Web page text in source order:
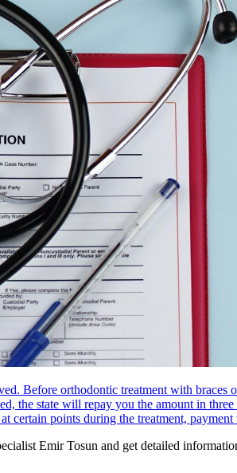
Before orthodontic treatment with braces
the state will repay you the amount in
certain points during the treatment,
Emir Tosun and get detailed